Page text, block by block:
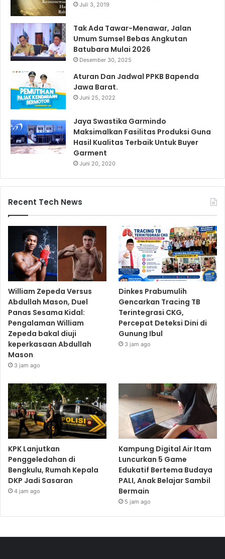
Juli 3, 2019
Tak Ada Tawar-Menawar, Jalan
Umum Sumsel Bebas Angkutan
Batubara Mulai 2026
Desember 30, 2025
Aturan Dan Jadwal PPKB Bapenda
Jawa Barat.
Juni 25, 2022
Jaya Swastika Garmindo
Maksimalkan Fasilitas Produksi Guna
Hasil Kualitas Terbaik Untuk Buyer
Garment
Juni 20, 2020
Recent Tech News
William Zepeda Versus
Abdullah Mason, Duel
Panas Sesama Kidal:
Pengalaman William
Zepeda bakal diuji
keperkasaan Abdullah
Mason
3 jam ago
Dinkes Prabumulih
Gencarkan Tracing TB
Terintegrasi CKG,
Percepat Deteksi Dini di
Gunung Ibul
3 jam ago
KPK Lanjutkan
Penggeledahan di
Bengkulu, Rumah Kepala
DKP Jadi Sasaran
4 jam ago
Kampung Digital Air Itam
Luncurkan 5 Game
Edukatif Bertema Budaya
PALI, Anak Belajar Sambil
Bermain
5 jam ago